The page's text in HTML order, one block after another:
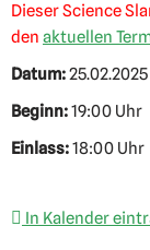
Dieser Science
den aktuellen
Datum:25.02.2025
Beginn:19:00 Uhr
Einlass:18:00 Uhr
In Kalender